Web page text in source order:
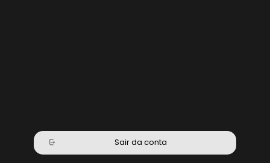
Sair da conta